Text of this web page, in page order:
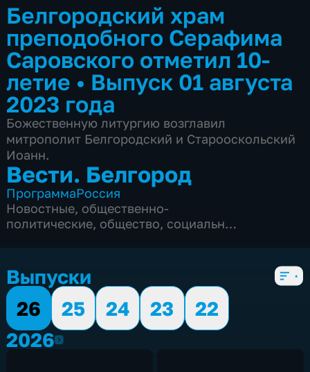
Белгородский храм
преподобного Серафима
Саровского отметил 10-
летие • Выпуск 01 августа
2023 года
Божественную литургию возглавил
митрополит Белгородский и Старооскольский
Иоанн.
Вести. Белгород
ПрограммаРоссия
Новостные, общественно-
политические, общество, социально-
Выпуски
26
25 24 23
22
20262026